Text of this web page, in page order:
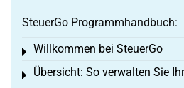
SteuerGo Programmhandbuch:
Willkommen bei SteuerGo
Toggle menu
Übersicht: So verwalten Sie
Toggle menu